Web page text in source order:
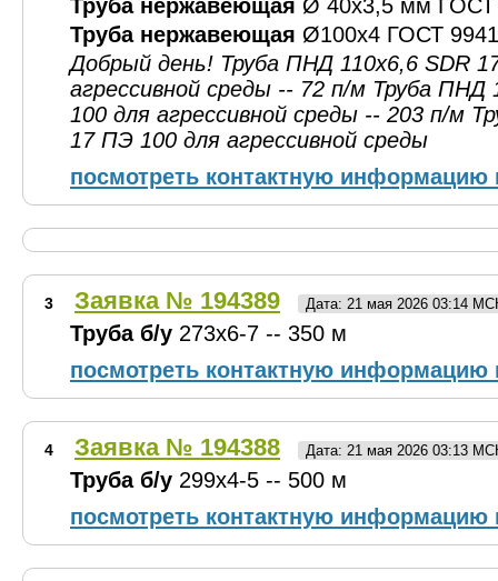
Труба нержавеющая Ø 40х3,5 мм ГОСТ
Труба нержавеющая Ø100х4 ГОСТ
Добрый день! Труба ПНД 110х6,6 SDR
агрессивной среды -- 72 п/м Труба ПНД
100 для агрессивной среды -- 203 п/м
17 ПЭ 100 для агрессивной среды
посмотреть контактную информацию
3 Заявка № 194389 Дата: 21 мая 2026 03:14
Труба б/у 273х6-7 -- 350 м
посмотреть контактную информацию
4 Заявка № 194388 Дата: 21 мая 2026 03:13
Труба б/у 299х4-5 -- 500 м
посмотреть контактную информацию